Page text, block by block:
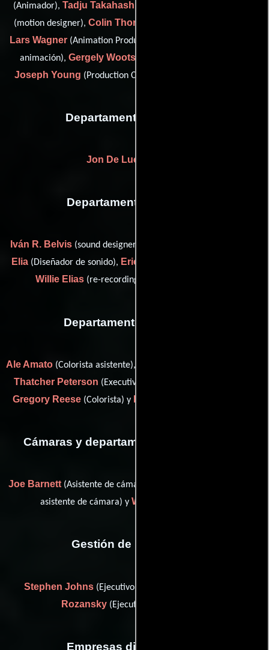
(Animador), Tadju Takahashi
(motion designer), Colin Thornton
Lars Wagner (Animation Producer),
animación), Gergely Wootsch
Joseph Young (Production Coordinator: Compost Creative)
Departamento de musica
Jon De Lucia
Departamento de sonido
Iván R. Belvis(sound designer (as Ivan Belvis Navarro)),
Elia(Diseñador de sonido), Eric W. Johnson
Willie Elias(re-recording mixer / sound designer)
Departamento de editorial
Ale Amato (Colorista asistente),
Thatcher Peterson (Executive Producer: Color and Online),
Gregory Reese (Colorista) y
Cámaras y departamento de electricidad
Joe Barnett(Asistente de cámara),
asistente de cámara) y Walter Stone
Gestión de producción
Stephen Johns (Ejecutivo de post-producción) y
Rozansky(Ejecutivo de producción)
Empresas distribuidoras